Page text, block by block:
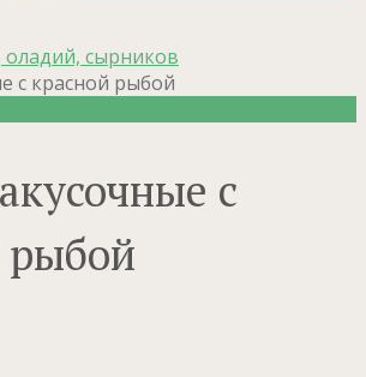
сырников
с красной рыбой
с
рыбой